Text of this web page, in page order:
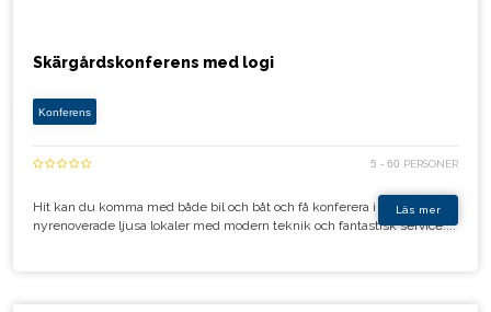
Skärgårdskonferens med logi
Konferens
5 - 60 PERSONER
Hit kan du komma med både bil och båt och få konferera i
nyrenoverade ljusa lokaler med modern teknik och fantastisk service....
Läs mer